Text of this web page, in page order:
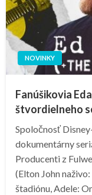
NOVINKY
Fanúšikovia
štvordielneho
Spoločnosť
dokumentárny
Producenti z
(Elton John
štadiónu, Adele: